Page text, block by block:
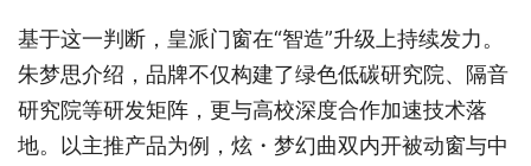
基于这一判断，皇派门窗在“智造”升级上持续发力。
朱梦思介绍，品牌不仅构建了绿色低碳研究院、隔音
研究院等研发矩阵，更与高校深度合作加速技术落
地。以主推产品为例，炫・梦幻曲双内开被动窗与中